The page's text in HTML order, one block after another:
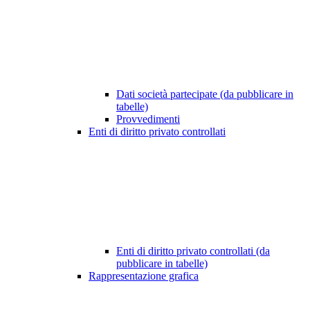
Dati società partecipate (da pubblicare in
tabelle)
Provvedimenti
Enti di diritto privato controllati
Enti di diritto privato controllati (da
pubblicare in tabelle)
Rappresentazione grafica